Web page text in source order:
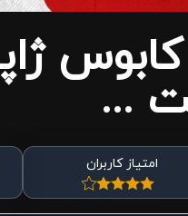
...
امتیاز کاربران